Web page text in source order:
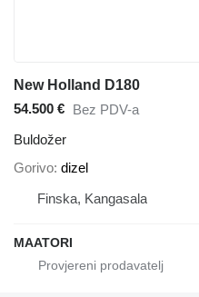
New Holland D180
54.500 € Bez PDV-a
Buldožer
Gorivo dizel
Finska, Kangasala
MAATORI